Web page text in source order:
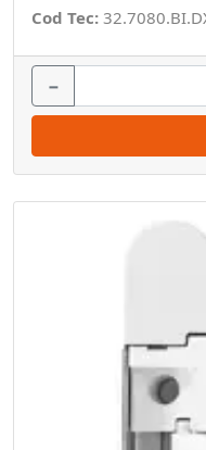
Cod Tec:
−